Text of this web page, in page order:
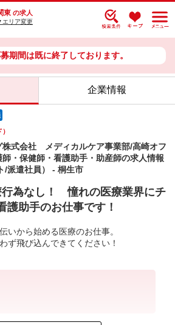
東 の求人
エリア変更
期間は既に終了しております。
企業情報
株式会社 メディカルケア事業部/高崎オフ
・保健師・看護助手・助産師の求人情報
/派遣社員） - 桐生市
為なし！ 憧れの医療業界にチ
護助手のお仕事です！
いから始める医療のお仕事。
ず飛び込んできてください！
定あり）